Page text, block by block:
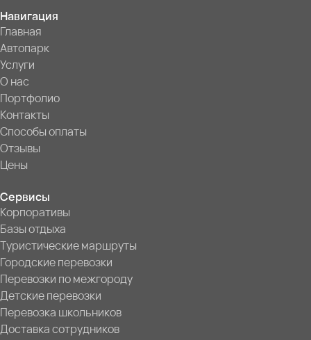
Навигация
Главная
Автопарк
Услуги
О нас
Портфолио
Контакты
Способы оплаты
Отзывы
Цены
Сервисы
Корпоративы
Базы отдыха
Туристические маршруты
Городские перевозки
Перевозки по межгороду
Детские перевозки
Перевозка школьников
Доставка сотрудников